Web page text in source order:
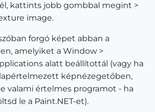
kattints jobb gombbal megint >
image.
forgó képet abban a
amelyiket a Window >
alatt beállítottál (vagy ha
képnézegetőben,
valami értelmes programot - ha
le a Paint.NET-et).